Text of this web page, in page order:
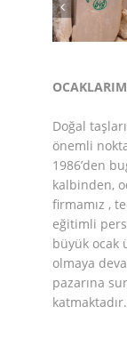
Doğal
önemli
1986’den
kalbinden,
firmamız ,
eğitimli
büyük ocak
olmaya
pazarına
katmaktadır.